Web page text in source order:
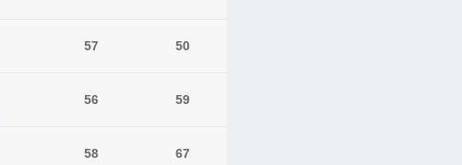
57 50
56 59
58 67